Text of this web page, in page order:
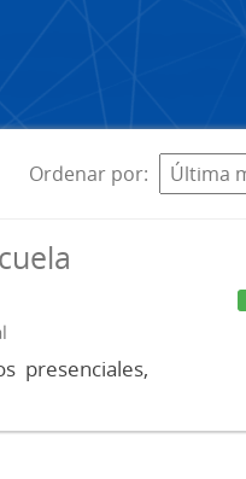
Ordenar por
presenciales,